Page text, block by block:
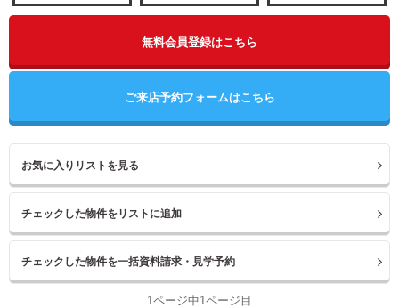
無料会員登録はこちら
ご来店予約フォームはこちら
お気に入りリストを見る
1ページ中1ページ目